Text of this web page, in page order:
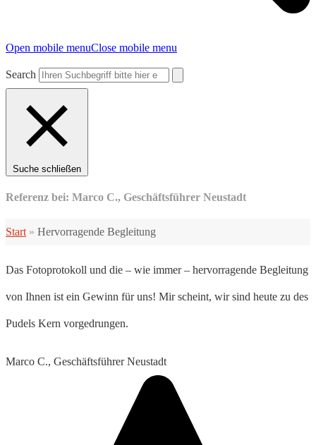
Open mobile menuClose mobile menu
Search
Suche schließen
Referenz bei: Marco C., Geschäftsführer Neustadt
Start » Hervorragende Begleitung
Das Fotoprotokoll und die – wie immer – hervorragende Begleitung
von Ihnen ist ein Gewinn für uns! Mir scheint, wir sind heute zu des
Pudels Kern vorgedrungen.
Marco C., Geschäftsführer Neustadt